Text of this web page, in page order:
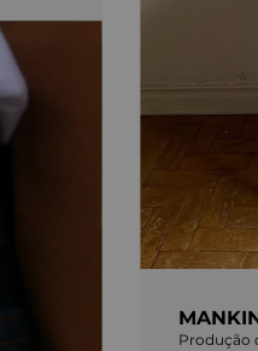
Produção